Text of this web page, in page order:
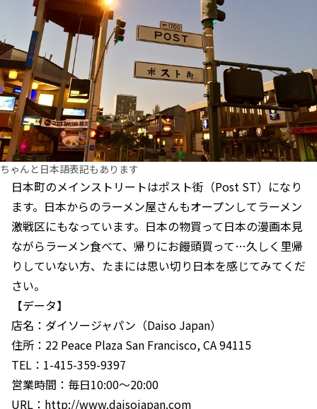
ちゃんと日本語表記もあります
日本町のメインストリートはポスト街（Post ST）になり
ます。日本からのラーメン屋さんもオープンしてラーメン
激戦区にもなっています。日本の物買って日本の漫画本見
ながらラーメン食べて、帰りにお饅頭買って…久しく里帰
りしていない方、たまには思い切り日本を感じてみてくだ
さい。
【データ】
店名：ダイソージャパン（Daiso Japan）
住所：22 Peace Plaza San Francisco, CA 94115
TEL：1-415-359-9397
営業時間：毎日10:00～20:00
URL：http://www.daisojapan.com